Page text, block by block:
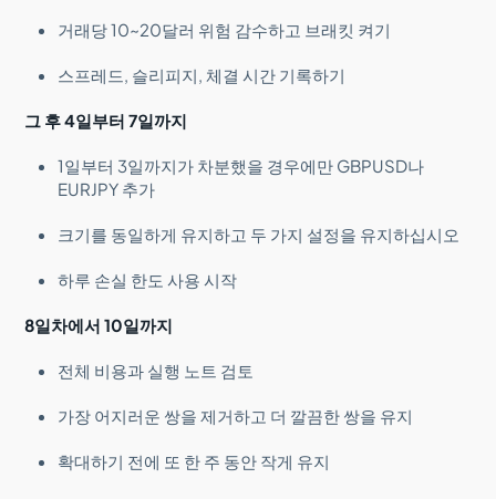
거래당 10~20달러 위험 감수하고 브래킷 켜기
스프레드, 슬리피지, 체결 시간 기록하기
그 후 4일부터 7일까지
1일부터 3일까지가 차분했을 경우에만 GBPUSD나
EURJPY 추가
크기를 동일하게 유지하고 두 가지 설정을 유지하십시오
하루 손실 한도 사용 시작
8일차에서 10일까지
전체 비용과 실행 노트 검토
가장 어지러운 쌍을 제거하고 더 깔끔한 쌍을 유지
확대하기 전에 또 한 주 동안 작게 유지